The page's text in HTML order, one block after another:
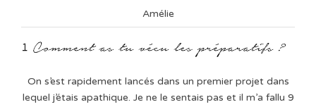
Amélie
On s’est rapidement lancés dans un premier projet dans
lequel j’étais apathique. Je ne le sentais pas et il m’a fallu 9